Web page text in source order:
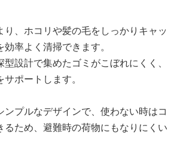
り、ホコリや髪の毛をしっかりキャッ
率よく清掃できます。
設計で集めたゴミがこぼれにくく、
ポートします。
ンプルなデザインで、使わない時はコ
るため、避難時の荷物にもなりにくい